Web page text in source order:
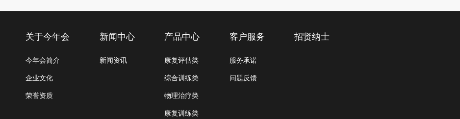
关于今年会
今年会简介
企业文化
荣誉资质
新闻中心
新闻资讯
产品中心
康复评估类
综合训练类
物理治疗类
康复训练类
客户服务
服务承诺
问题反馈
招贤纳士